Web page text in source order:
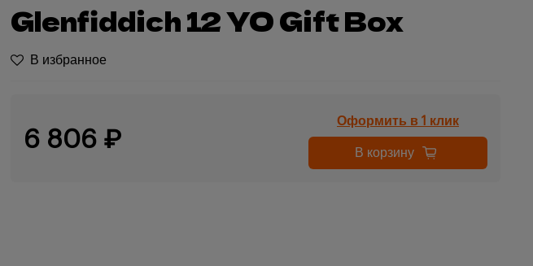
Glenfiddich 12 YO Gift Box
В избранное
6 806 ₽
Оформить в 1 клик
В корзину